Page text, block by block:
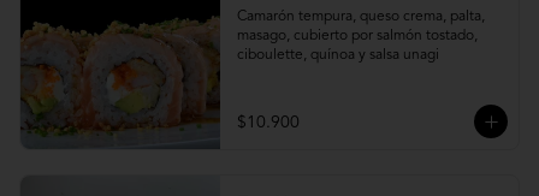
Camarón tempura, queso crema, palta,
masago, cubierto por salmón tostado,
ciboulette, quínoa y salsa unagi
$10.900